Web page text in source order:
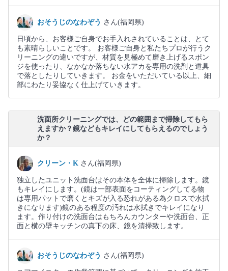
おそうじのなわぞう さん(福岡県)
日頃から、お客様ご自身でお手入れされていることは、とて
も素晴らしいことです。 お客様ご自身と私たちプロが行うク
リーニングの違いですが、材質を見極めて磨き上げるスポン
ジを使ったり、なかなか落ちない水アカを専用の洗剤と道具
で落としたりしていきます。 お金をいただいている以上、細
部にわたり妥協なく仕上げていきます。
洗面所クリーニングでは、どの範囲まで掃除してもら
えますか？鏡などもキレイにしてもらえるのでしょう
か？
クリーン・K さん(福岡県)
独立したユニット洗面台はその本体を全体に掃除します。鏡
もキレイにします。(鏡は一部表面をコーティングしてる物
は専用パットで磨くとキズが入る恐れがある為クロスで水拭
きになります)鏡のある程度の汚れは水拭きでキレイになり
ます。作り付けの洗面台はもちろんカウンターや洗面台、正
面と横の壁キッチンの真下の床、鏡を清掃致します。
おそうじのなわぞう さん(福岡県)